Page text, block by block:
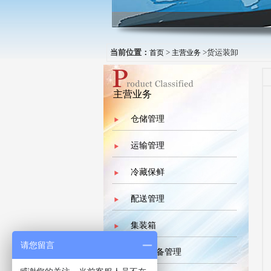
当前位置： 首页 > 主营业务 >货运装卸
主营业务
仓储管理
运输管理
冷藏保鲜
配送管理
集装箱
大型设备管理
请您留言